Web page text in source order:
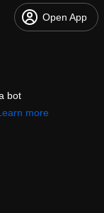
Open App
bot
more